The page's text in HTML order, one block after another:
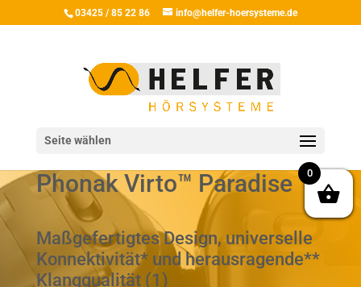
03425 / 85 22 86 info@helfer-hoersysteme.de
Seite wählen
Phonak Virto™ Paradise
Maßgefertigtes Design, universelle
Konnektivität* und herausragende**
Klangqualität (1)
0